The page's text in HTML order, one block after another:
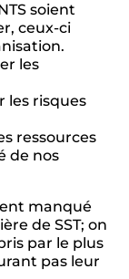
soient
ceux-ci
les
les risques
ressources
de nos
manqué
de SST; on
par le plus
pas leur